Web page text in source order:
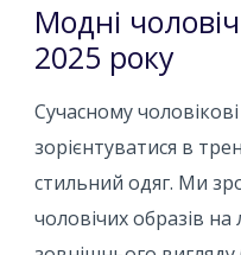
Модні
2025 року
Сучасному
зорієнтуватися в
стильний одяг. Ми
чоловічих образів на